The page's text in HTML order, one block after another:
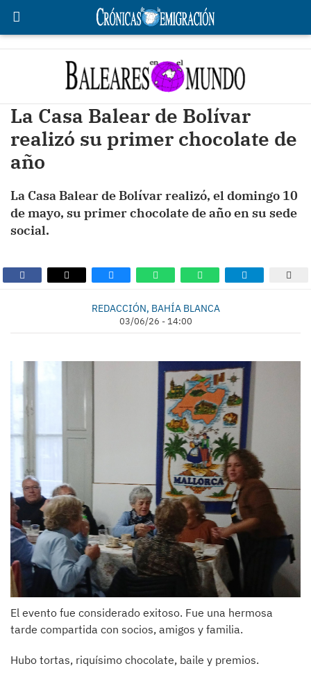
La Casa Balear de Bolívar
realizó su primer chocolate de
año
La Casa Balear de Bolívar realizó, el domingo 10
de mayo, su primer chocolate de año en su sede
social.
REDACCIÓN, BAHÍA BLANCA
03/06/26 - 14:00
El evento fue considerado exitoso. Fue una hermosa
tarde compartida con socios, amigos y familia.
Hubo tortas, riquísimo chocolate, baile y premios.